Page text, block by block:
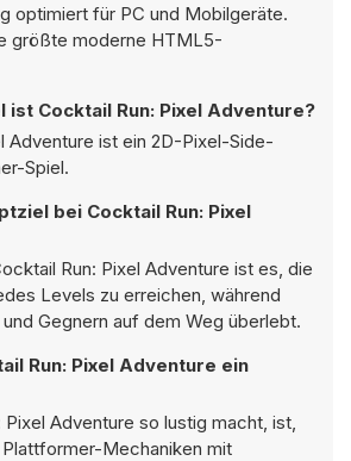
optimiert für PC und Mobilgeräte.
größte moderne HTML5-
ist Cocktail Run: Pixel Adventure?
Adventure ist ein 2D-Pixel-Side-
Spiel.
bei Cocktail Run: Pixel
Run: Pixel Adventure ist es, die
Levels zu erreichen, während
Gegnern auf dem Weg überlebt.
Run: Pixel Adventure ein
Pixel Adventure so lustig macht, ist,
Mechaniken mit